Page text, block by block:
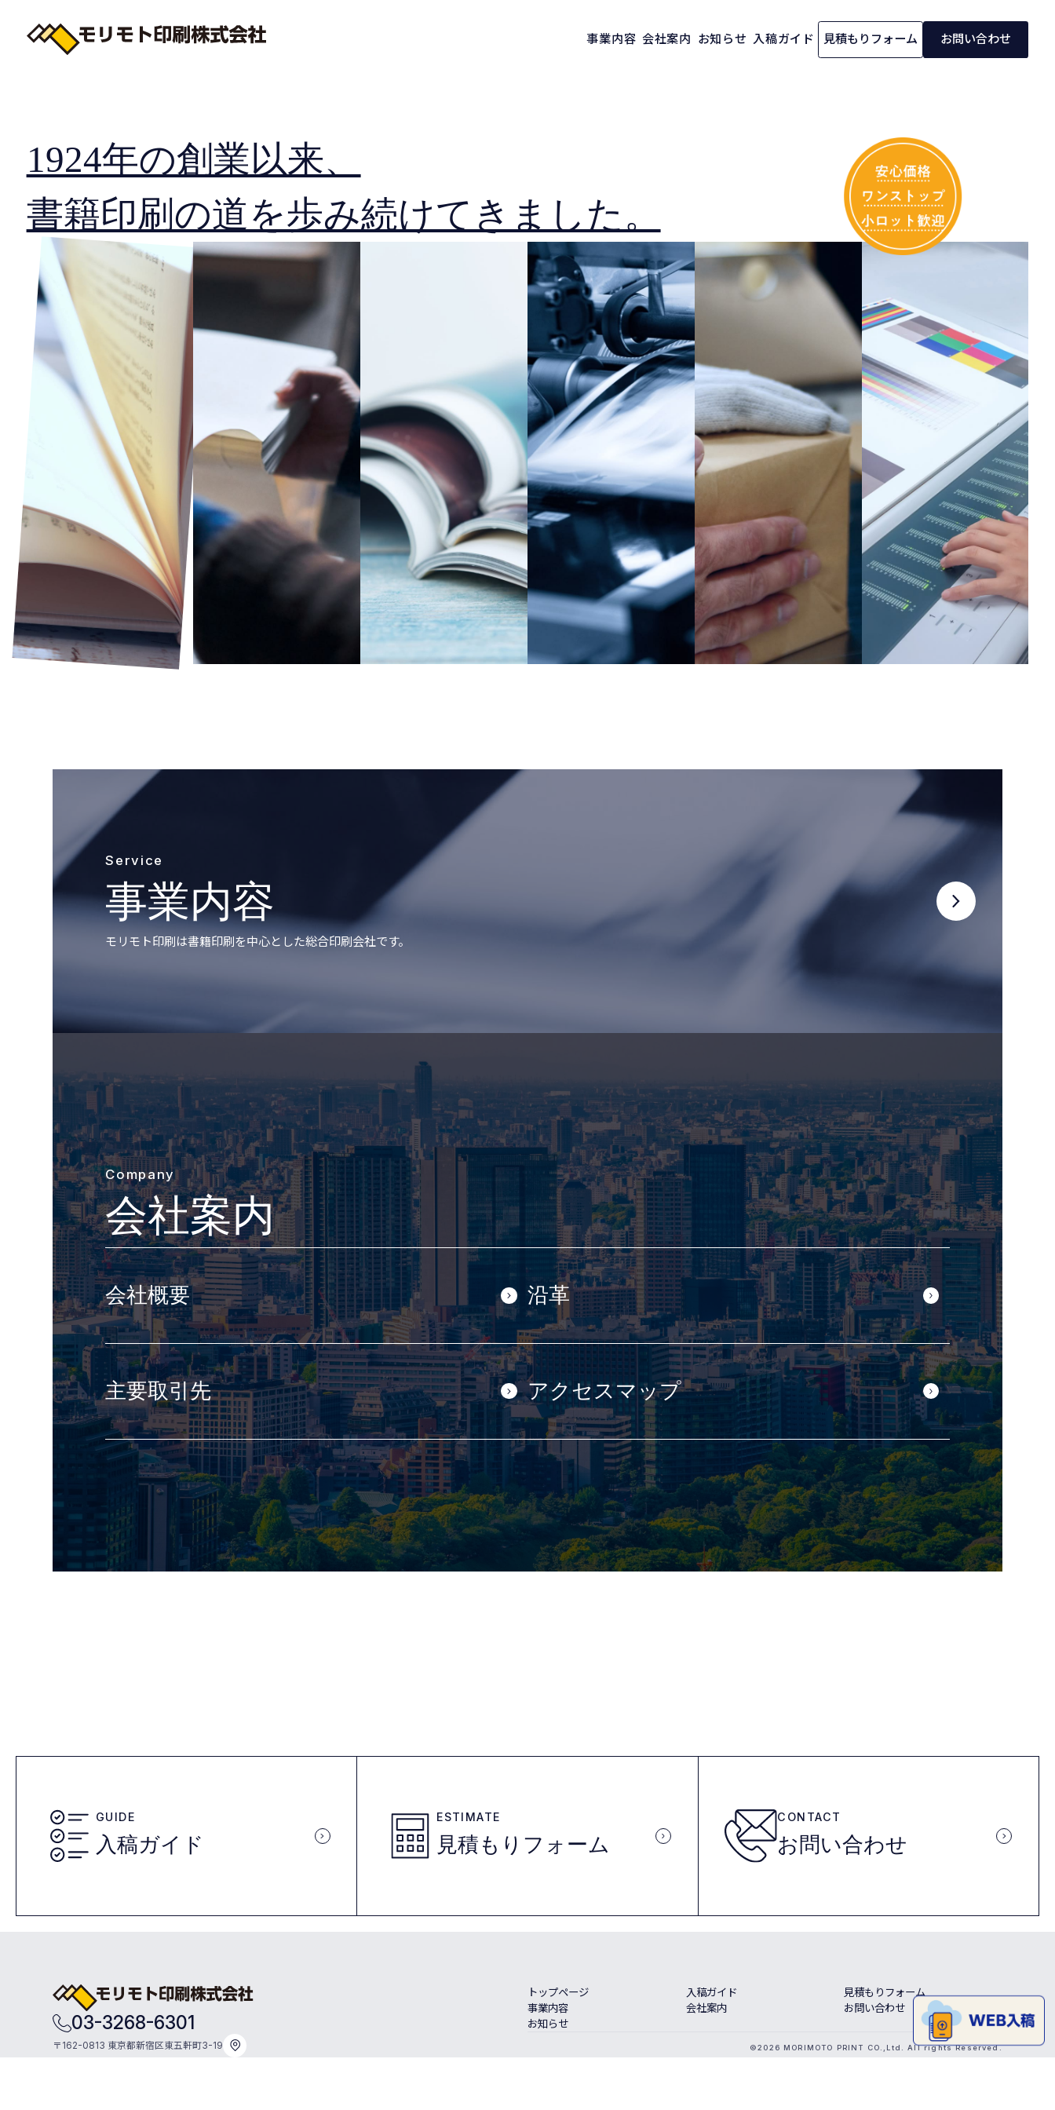
事業内容 会社案内 お知らせ 入稿ガイド 見積もりフォーム お問い合わせ
1924年の創業以来、
書籍印刷の道を歩み続けてきました。
Service
事業内容
モリモト印刷は書籍印刷を中心とした総合印刷会社です。
Company
会社案内
会社概要
主要取引先
沿革
アクセスマップ
GUIDE
入稿ガイド
ESTIMATE
見積もりフォーム
CONTACT
お問い合わせ
03-3268-6301
〒162-0813 東京都新宿区東五軒町3-19
トップページ
事業内容
お知らせ
入稿ガイド
会社案内
見積もりフォーム
お問い合わせ
©2026 MORIMOTO PRINT CO.,Ltd. All rights Reserved.